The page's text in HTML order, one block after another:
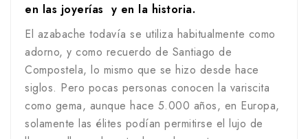
en las joyerías y en la historia.
El azabache todavía se utiliza habitualmente como
adorno, y como recuerdo de Santiago de
Compostela, lo mismo que se hizo desde hace
siglos. Pero pocas personas conocen la variscita
como gema, aunque hace 5.000 años, en Europa,
solamente las élites podían permitirse el lujo de